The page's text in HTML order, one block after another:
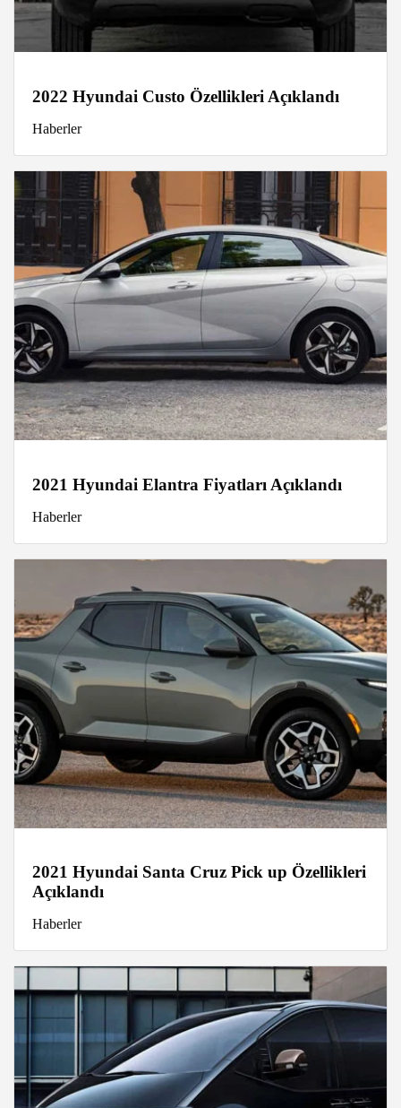
2022 Hyundai Custo Özellikleri Açıklandı
Haberler
2021 Hyundai Elantra Fiyatları Açıklandı
Haberler
2021 Hyundai Santa Cruz Pick up Özellikleri
Açıklandı
Haberler